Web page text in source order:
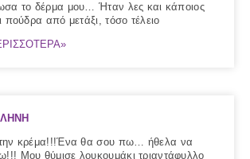
το δέρμα μου… Ήταν λες και κάποιος
πούδρα από μετάξι, τόσο τέλειο
κρέμα!!!Ένα θα σου πω… ήθελα να
Μου θύμισε λουκουμάκι τριαντάφυλλο